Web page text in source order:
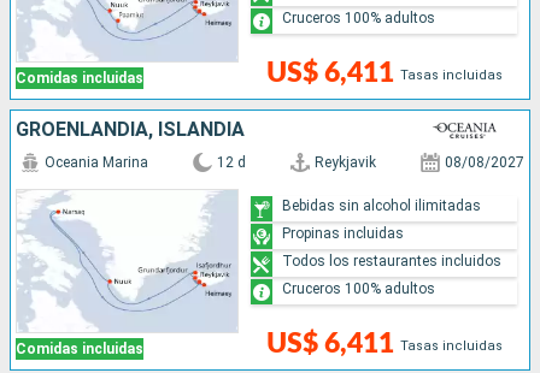
Comidas incluidas US$ 6,411 Tasas incluidas
Cruceros 100% adultos
GROENLANDIA, ISLANDIA
Comidas incluidas
Oceania Marina 12 d Reykjavik 08/08/2027
US$ 6,411 Tasas incluidas
Bebidas sin alcohol ilimitadas
Propinas incluidas
Todos los restaurantes incluidos
Cruceros 100% adultos